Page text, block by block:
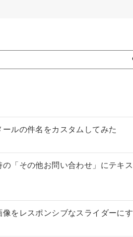
ルの件名をカスタムしてみた
「その他お問い合わせ」にテキ
をレスポンシブなスライダーに